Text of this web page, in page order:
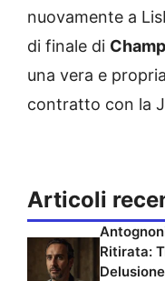
nuovamente a
di finale di
una vera e
contratto con la
Articoli
Ritirata: